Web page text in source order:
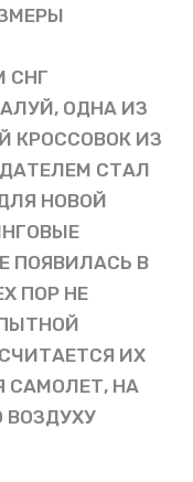
СНГ
ОДНА ИЗ
КРОССОВОК ИЗ
СТАЛ
НОВОЙ
ПОЯВИЛАСЬ В
ПОР НЕ
СЧИТАЕТСЯ ИХ
САМОЛЕТ, НА
ВОЗДУХУ